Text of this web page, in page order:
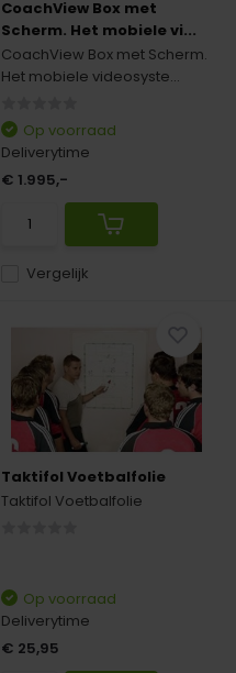
CoachView Box met
Scherm. Het mobiele vi...
CoachView Box met Scherm.
Het mobiele videosyste...
Vergelijk
Op voorraad
Deliverytime
€ 1.995,-
Taktifol Voetbalfolie
Taktifol Voetbalfolie
Op voorraad
Deliverytime
€ 25,95